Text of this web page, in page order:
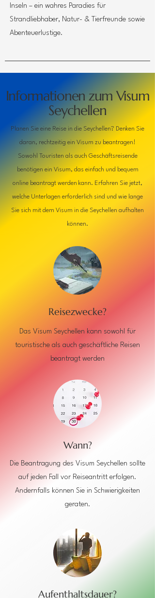
Inseln – ein wahres Paradies für
Strandliebhaber, Natur- & Tierfreunde sowie
Abenteuerlustige.
Informationen zum Visum
Seychellen
Planen Sie eine Reise in die Seychellen? Denken Sie
daran, rechtzeitig ein Visum zu beantragen!
Sowohl Touristen als auch Geschäftsreisende
benötigen ein Visum, das einfach und bequem
online beantragt werden kann. Erfahren Sie jetzt,
welche Unterlagen erforderlich sind und wie lange
Sie sich mit dem Visum in die Seychellen aufhalten
können.
Reisezwecke?
Das Visum Seychellen kann sowohl für
touristische als auch geschäftliche Reisen
beantragt werden
Wann?
Die Beantragung des Visum Seychellen sollte
auf jeden Fall vor Reiseantritt erfolgen.
Andernfalls können Sie in Schwierigkeiten
geraten.
Aufenthaltsdauer?